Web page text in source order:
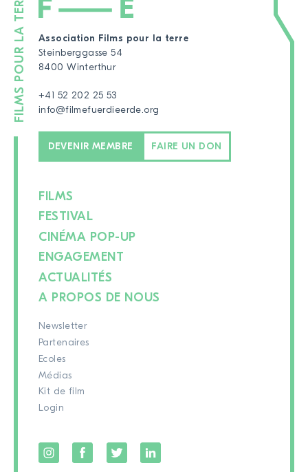
Association Films pour la terre
Steinberggasse 54
8400 Winterthur
+41 52 202 25 53
info@filmefuerdieerde.org
DEVENIR MEMBRE FAIRE UN DON
FILMS
FESTIVAL
CINÉMA POP-UP
ENGAGEMENT
ACTUALITÉS
A PROPOS DE NOUS
Newsletter
Partenaires
Ecoles
Médias
Kit de film
Login